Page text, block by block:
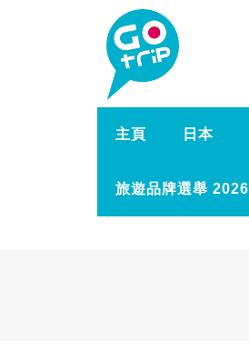
主頁 日本
旅遊品牌選舉 2026